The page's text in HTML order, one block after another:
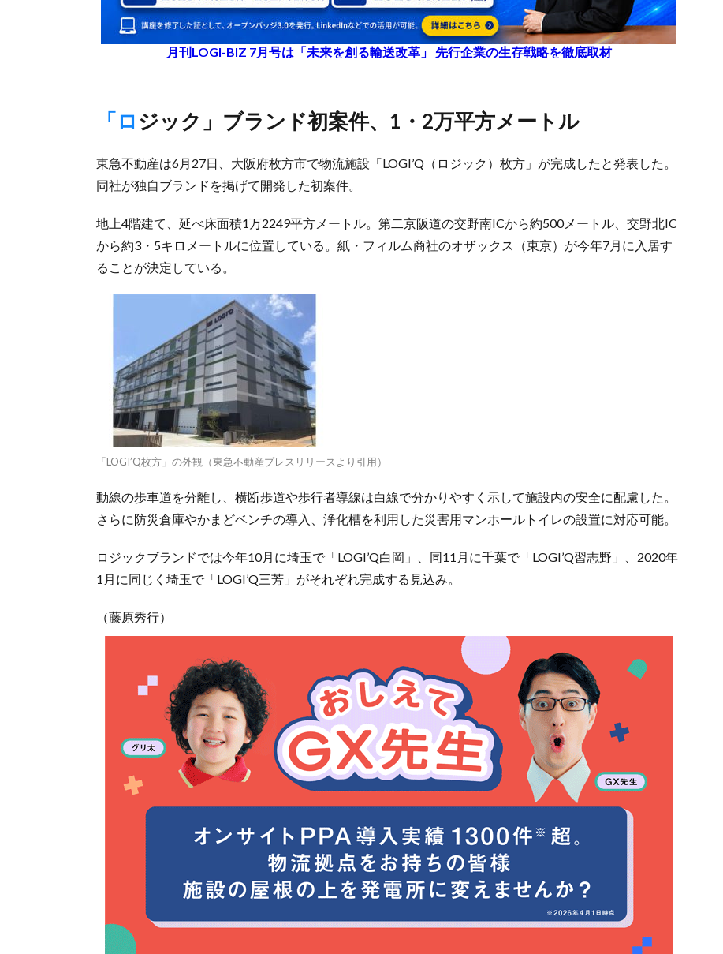
月刊LOGI-BIZ 7月号は「未来を創る輸送改革」 先行企業の生存戦略を徹底取材
「ロジック」ブランド初案件、1・2万平方メートル
東急不動産は6月27日、大阪府枚方市で物流施設「LOGI’Q（ロジック）枚方」が完成したと発表した。
同社が独自ブランドを掲げて開発した初案件。
地上4階建て、延べ床面積1万2249平方メートル。第二京阪道の交野南ICから約500メートル、交野北IC
から約3・5キロメートルに位置している。紙・フィルム商社のオザックス（東京）が今年7月に入居す
ることが決定している。
「LOGI’Q枚方」の外観（東急不動産プレスリリースより引用）
動線の歩車道を分離し、横断歩道や歩行者導線は白線で分かりやすく示して施設内の安全に配慮した。
さらに防災倉庫やかまどベンチの導入、浄化槽を利用した災害用マンホールトイレの設置に対応可能。
ロジックブランドでは今年10月に埼玉で「LOGI’Q白岡」、同11月に千葉で「LOGI’Q習志野」、2020年
1月に同じく埼玉で「LOGI’Q三芳」がそれぞれ完成する見込み。
（藤原秀行）